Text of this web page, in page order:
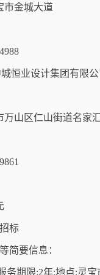
市金城大道
恒业设计集团有限公
山区仁山街道名家
标
简要信息：
务期限:2年;地点:灵宝